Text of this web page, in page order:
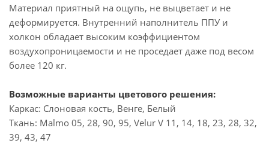
Материал приятный на ощупь, не выцветает и не
деформируется. Внутренний наполнитель ППУ и
холкон обладает высоким коэффициентом
воздухопроницаемости и не проседает даже под весом
более 120 кг.
Возможные варианты цветового решения:
Каркас: Слоновая кость, Венге, Белый
Ткань: Malmo 05, 28, 90, 95, Velur V 11, 14, 18, 23, 28, 32,
39, 43, 47